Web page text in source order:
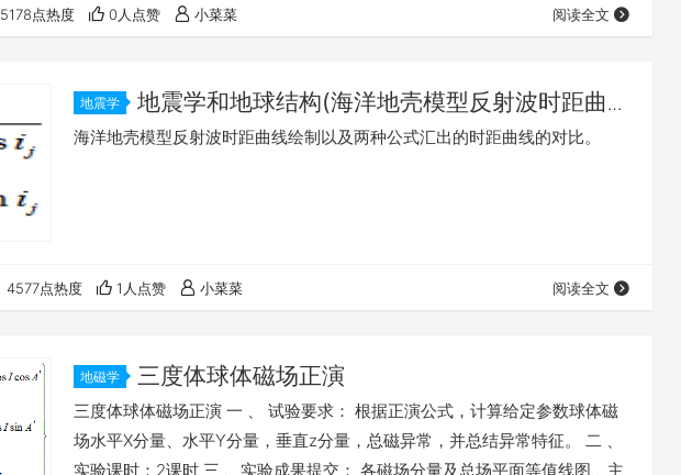
选择点击create backup建立备份， 这样你可以获得备份包的链接把他用下
载工具下载下来就可以保留了当然你可以把备份包上传到网络。…
5178点热度 0人点赞 小菜菜 阅读全文
地震学
地震学和地球结构(海洋地壳模型反射波时距曲
线）
海洋地壳模型反射波时距曲线绘制以及两种公式汇出的时距曲线的对比。
4577点热度 1人点赞 小菜菜 阅读全文
地磁学 三度体球体磁场正演
三度体球体磁场正演 一 、 试验要求： 根据正演公式，计算给定参数球体磁
场水平X分量、水平Y分量，垂直z分量，总磁异常，并总结异常特征。 二 、
实验课时：2课时 三 、实验成果提交： 各磁场分量及总场平面等值线图、主